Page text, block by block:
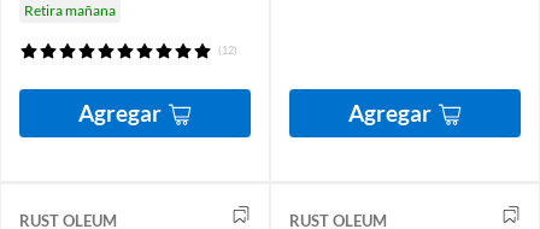
Retira mañana
(12)
Agregar Agregar
RUST OLEUM RUST OLEUM